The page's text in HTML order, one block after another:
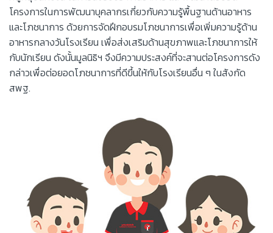
โครงการในการพัฒนาบุคลากรเกี่ยวกับความรู้พื้นฐานด้านอาหาร
และโภชนาการ ด้วยการจัดฝึกอบรมโภชนาการเพื่อเพิ่มความรู้ด้าน
อาหารกลางวันโรงเรียน เพื่อส่งเสริมด้านสุขภาพและโภชนาการให้
กับนักเรียน ดังนั้นมูลนิธิฯ จึงมีความประสงค์ที่จะสานต่อโครงการดัง
กล่าวเพื่อต่อยอดโภชนาการที่ดีขึ้นให้กับโรงเรียนอื่น ๆ ในสังกัด
สพฐ.